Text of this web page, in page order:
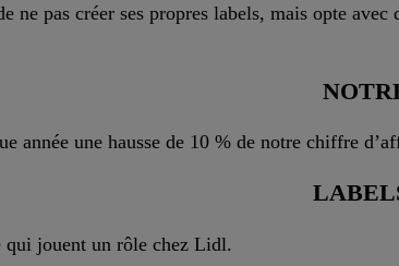
ne pas créer ses propres labels, mais opte
année une hausse de 10 % de notre chiffre
qui jouent un rôle chez Lidl.